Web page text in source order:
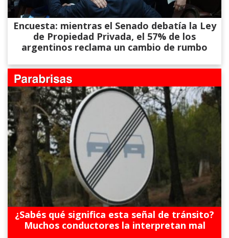
Encuesta: mientras el Senado debatía la Ley
de Propiedad Privada, el 57% de los
argentinos reclama un cambio de rumbo
¿Sabés qué significa esta señal de tránsito?
Muchos conductores la interpretan mal